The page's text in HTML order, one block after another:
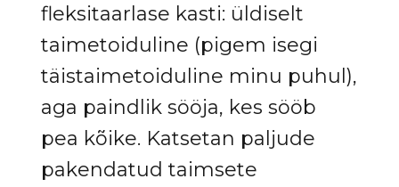
fleksitaarlase kasti: üldiselt
taimetoiduline (pigem isegi
täistaimetoiduline minu puhul),
aga paindlik sööja, kes sööb
pea kõike. Katsetan paljude
pakendatud taimsete